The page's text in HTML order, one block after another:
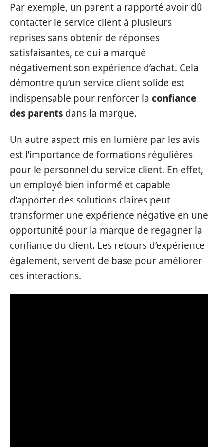
Par exemple, un parent a rapporté avoir dû
contacter le service client à plusieurs
reprises sans obtenir de réponses
satisfaisantes, ce qui a marqué
négativement son expérience d’achat. Cela
démontre qu’un service client solide est
indispensable pour renforcer la confiance
des parents dans la marque.
Un autre aspect mis en lumière par les avis
est l’importance de formations régulières
pour le personnel du service client. En effet,
un employé bien informé et capable
d’apporter des solutions claires peut
transformer une expérience négative en une
opportunité pour la marque de regagner la
confiance du client. Les retours d’expérience
également, servent de base pour améliorer
ces interactions.